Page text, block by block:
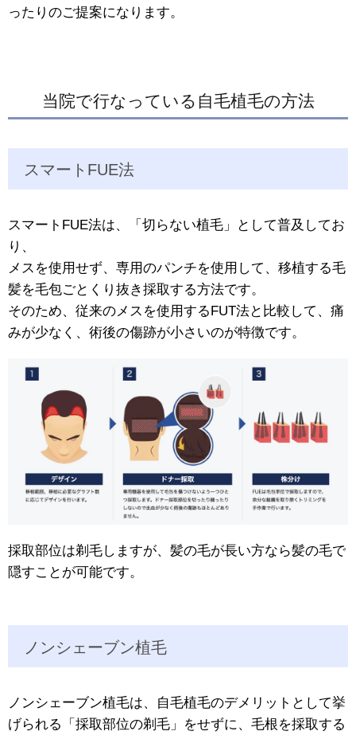
ったりのご提案になります。
当院で行なっている自毛植毛の方法
スマートFUE法
スマートFUE法は、「切らない植毛」として普及してお
り、
メスを使用せず、専用のパンチを使用して、移植する毛
髪を毛包ごとくり抜き採取する方法です。
そのため、従来のメスを使用するFUT法と比較して、痛
みが少なく、術後の傷跡が小さいのが特徴です。
採取部位は剃毛しますが、髪の毛が長い方なら髪の毛で
隠すことが可能です。
ノンシェーブン植毛
ノンシェーブン植毛は、自毛植毛のデメリットとして挙
げられる「採取部位の剃毛」をせずに、毛根を採取する